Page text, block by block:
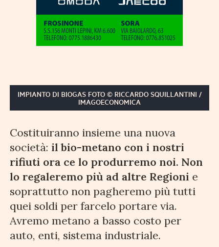
IMPIANTO DI BIOGAS FOTO © RICCARDO SQUILLANTINI /
IMAGOECONOMICA
Costituiranno insieme una nuova
società: il bio-metano con i nostri
rifiuti ora ce lo produrremo noi. Non
lo regaleremo più ad altre Regioni e
soprattutto non pagheremo più tutti
quei soldi per farcelo portare via.
Avremo metano a basso costo per
auto, enti, sistema industriale.